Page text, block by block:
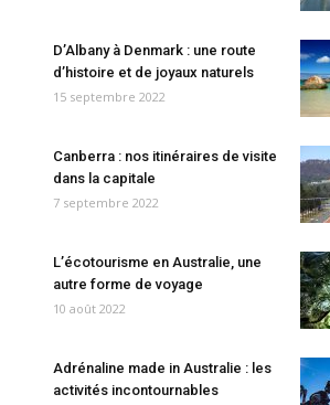
D’Albany à Denmark : une route
d’histoire et de joyaux naturels
15 septembre 2022
Canberra : nos itinéraires de visite
dans la capitale
7 septembre 2022
L’écotourisme en Australie, une
autre forme de voyage
10 août 2022
Adrénaline made in Australie : les
activités incontournables